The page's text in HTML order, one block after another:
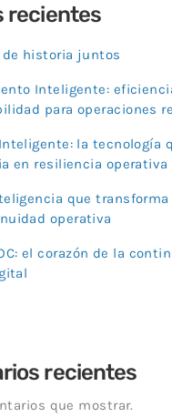
recientes
de historia juntos
Inteligente:
para operaciones
la tecnología
en resiliencia operativa
que
operativa
el corazón de la
recientes
que mostrar.